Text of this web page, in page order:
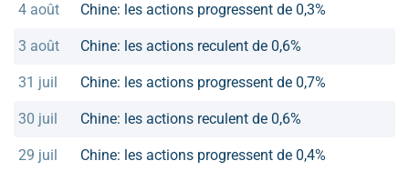
4 août Chine: les actions progressent de 0,3%
3 août Chine: les actions reculent de 0,6%
31 juil Chine: les actions progressent de 0,7%
30 juil Chine: les actions reculent de 0,6%
29 juil Chine: les actions progressent de 0,4%